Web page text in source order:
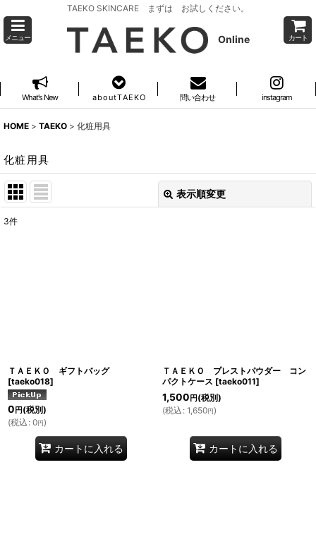
TAEKO SKINCARE まずは お試しください。
メニュー Online カート
What's New a b o u t T A E K O 問い合わせ instagram
HOME > TAEKO > 化粧用具
化粧用具
表示順変更
3件
ＴＡＥＫＯ ギフトバッグ
[taeko018]
0 円 (税別)
(税込 : 0円)
カートに入れる
ＴＡＥＫＯ プレストパウダー コン
パクトケース [taeko011]
1,500 円 (税別)
(税込 : 1,650円)
カートに入れる